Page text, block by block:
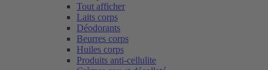
Tout afficher
Laits corps
Déodorants
Beurres corps
Huiles corps
Produits anti-cellulite